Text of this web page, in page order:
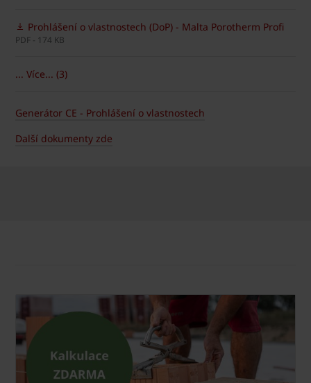
Prohlášení o vlastnostech (DoP) - Malta Porotherm Profi
PDF - 174 KB
... Více... (3)
Generátor CE - Prohlášení o vlastnostech
Další dokumenty zde